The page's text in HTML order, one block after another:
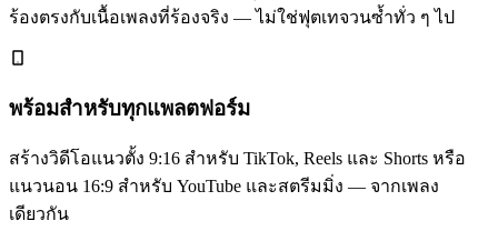
ร้องตรงกับเนื้อเพลงที่ร้องจริง — ไม่ใช่ฟุตเทจวนซ้ำทั่ว ๆ ไป
พร้อมสำหรับทุกแพลตฟอร์ม
สร้างวิดีโอแนวตั้ง 9:16 สำหรับ TikTok, Reels และ Shorts หรือ
แนวนอน 16:9 สำหรับ YouTube และสตรีมมิ่ง — จากเพลง
เดียวกัน